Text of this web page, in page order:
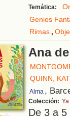
Temática:
Genios
Rimas,
Ana
QUINN,
Alma ,
Colección:
De 3 a